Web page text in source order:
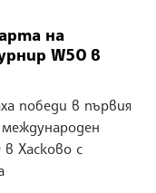
на
W50 в
победи в първия
Хасково с